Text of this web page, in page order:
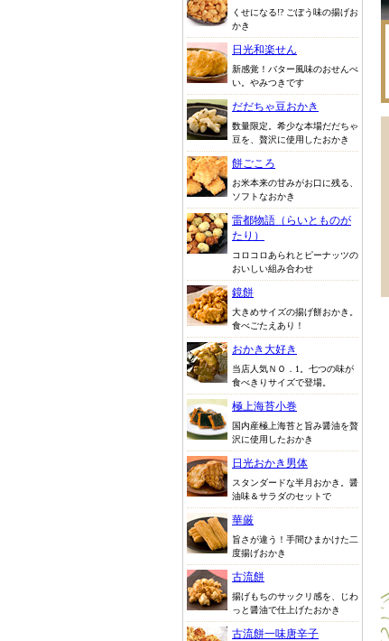
くせになる!? ごぼう味の揚げお
かき
日光和楽せん
新感覚！バター風味のおせんべ
い。やみつきです
だだちゃ豆おかき
数量限定。希少な本場だだちゃ
豆を、贅沢に使用したおかき
餅ごころ
お米本来の甘みがお口に残る、
ソフトなおかき
雷都物語（らいとものが
たり）
コロコロあられとピーナッツの
おいしい組み合わせ
鏡餅
大きめサイズの揚げ餅おかき。
食べごたえあり！
おかき大好き
当店人気ＮＯ．1。七つの味が
食べきりサイズで登場。
極上海苔小巻
国内産極上海苔と旨み醤油を贅
沢に使用したおかき
日光おかき男体
スタンダードな半月おかき。醤
油味＆サラダのセットで
華厳
旨さが違う！手間ひまかけた二
度揚げおかき
古流餅
揚げもちのサックリ感を、じわ
っと醤油で仕上げたおかき
古流餅一味唐辛子